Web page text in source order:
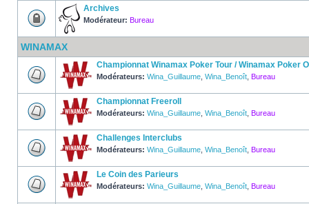
Archives
Modérateur: Bureau
WINAMAX
Championnat Winamax Poker Tour / Winamax Poker
Modérateurs: Wina_Guillaume Wina_Benoît Bureau
Championnat Freeroll
Modérateurs: Wina_Guillaume Wina_Benoît Bureau
Challenges Interclubs
Modérateurs: Wina_Guillaume Wina_Benoît Bureau
Le Coin des Parieurs
Modérateurs: Wina_Guillaume Wina_Benoît Bureau